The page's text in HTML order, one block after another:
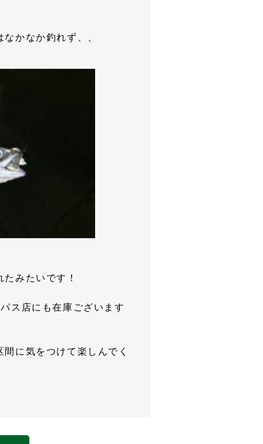
かなか釣れず、、
みたいです！
ス店にも在庫ございます
に気をつけて楽しんでく